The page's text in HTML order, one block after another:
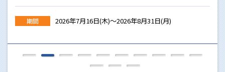
期間 2026年4月15日(水)～